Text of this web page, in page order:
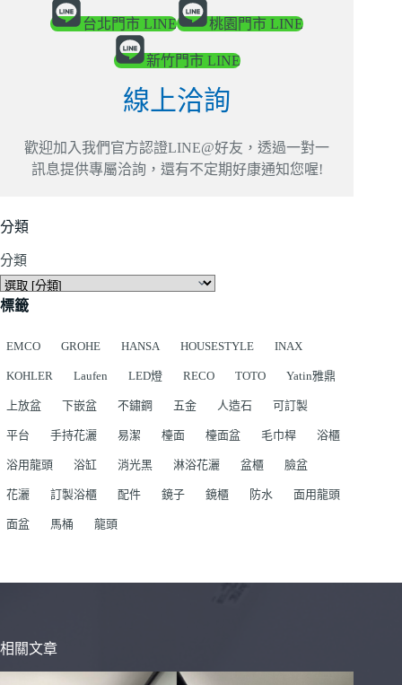
台北門市 LINE 桃園門市 LINE
新竹門市 LINE
線上洽詢
歡迎加入我們官方認證LINE@好友，透過一對一
訊息提供專屬洽詢，還有不定期好康通知您喔!
分類
分類
標籤
EMCO GROHE HANSA HOUSESTYLE INAX
KOHLER Laufen LED燈 RECO TOTO Yatin雅鼎
上放盆 下嵌盆 不鏽鋼 五金 人造石 可訂製
平台 手持花灑 易潔 檯面 檯面盆 毛巾桿 浴櫃
浴用龍頭 浴缸 消光黑 淋浴花灑 盆櫃 臉盆
花灑 訂製浴櫃 配件 鏡子 鏡櫃 防水 面用龍頭
面盆 馬桶 龍頭
相關文章